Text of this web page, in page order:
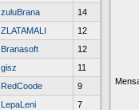
zuluBrana
14
ZLATAMALI
12
Branasoft
12
gisz
11
RedCoode
9
LepaLeni
7